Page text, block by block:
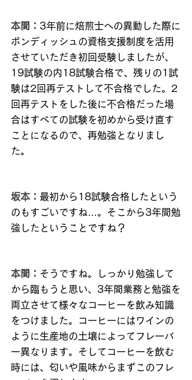
本間： 3年前に焙煎士への異動した際に
ボンディッシュの資格支援制度を活用
させていただき初回受験しましたが、
19試験の内18試験合格で、残りの1試
験は2回再テストして不合格でした。2
回再テストをした後に不合格だった場
合はすべての試験を初めから受け直す
ことになるので、再勉強となりまし
た。
坂本： 最初から18試験合格したという
のもすごいですね…。そこから3年間勉
強したということですね？
本間： そうですね。しっかり勉強して
から臨もうと思い、3年間業務と勉強を
両立させて様々なコーヒーを飲み知識
をつけました。コーヒーにはワインの
ように生産地の土壌によってフレーバ
ー異なります。そしてコーヒーを飲む
時には、匂いや風味からまずこのフレ